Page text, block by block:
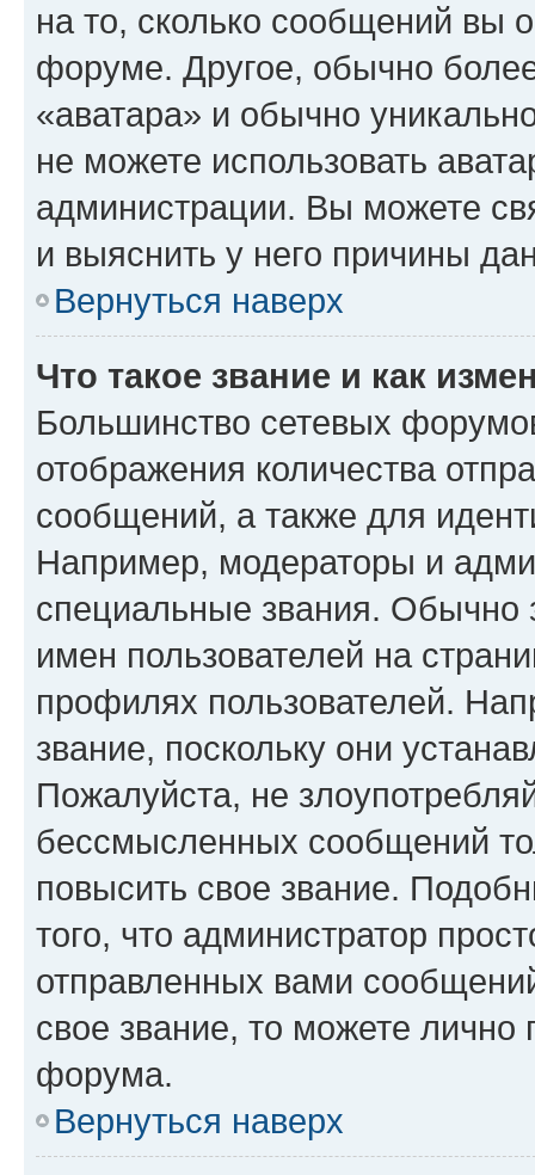
на то, сколько сообщений вы
форуме. Другое, обычно
«аватара» и обычно
не можете использовать
администрации. Вы можете
и выяснить у него причины
Вернуться наверх
Что такое звание и как
Большинство сетевых
отображения количества
сообщений, а также для
Например, модераторы и
специальные звания. Обычно
имен пользователей на
профилях пользователей.
звание, поскольку они
Пожалуйста, не
бессмысленных сообщений
повысить свое звание.
того, что администратор
отправленных вами
свое звание, то можете лично
форума.
Вернуться наверх